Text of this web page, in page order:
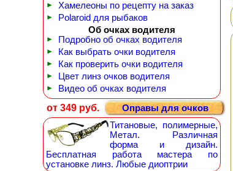
► Хамелеоны по рецепту на заказ
►
Polaroid для рыбаков
Об очках водителя
► Подробно об очках водителя
► Как выбрать очки водителя
► Как проверить очки водителя
► Цвет линз очков водителя
► Видео об очках водителя
от 349 руб.
Оправы для очков
Титановые, полимерные,
Метал. Различная
форма и дизайн.
Бесплатная работа мастера по
установке линз. Любые диоптрии